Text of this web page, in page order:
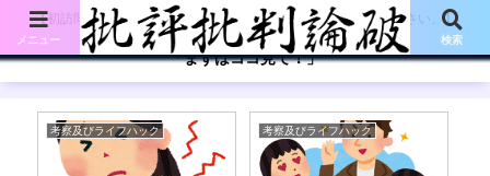
【初訪問の方は、下記の「まずはココ見て!」ボタンをご覧ください。】
「まずはココ見て！」
考察及びライフハック 考察及びライフハック
メニュー 検索